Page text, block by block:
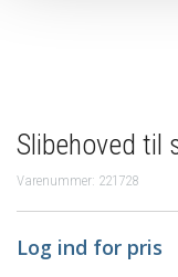
Slibehoved til
Varenummer: 221728
Log ind for pris